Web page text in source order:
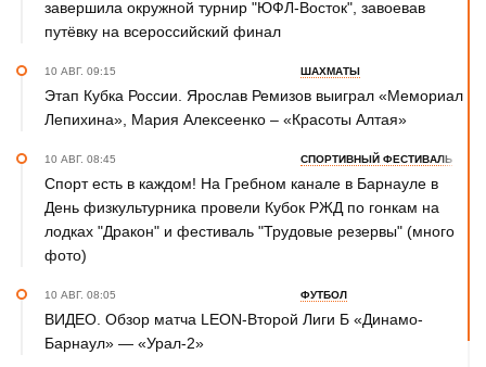
завершила окружной турнир "ЮФЛ-Восток", завоевав
путёвку на всероссийский финал
10 АВГ. 09:15 ШАХМАТЫ
Этап Кубка России. Ярослав Ремизов выиграл «Мемориал
Лепихина», Мария Алексеенко – «Красоты Алтая»
10 АВГ. 08:45 СПОРТИВНЫЙ ФЕСТИВАЛЬ
Спорт есть в каждом! На Гребном канале в Барнауле в
День физкультурника провели Кубок РЖД по гонкам на
лодках "Дракон" и фестиваль "Трудовые резервы" (много
фото)
10 АВГ. 08:05 ФУТБОЛ
ВИДЕО. Обзор матча LEON-Второй Лиги Б «Динамо-
Барнаул» — «Урал-2»